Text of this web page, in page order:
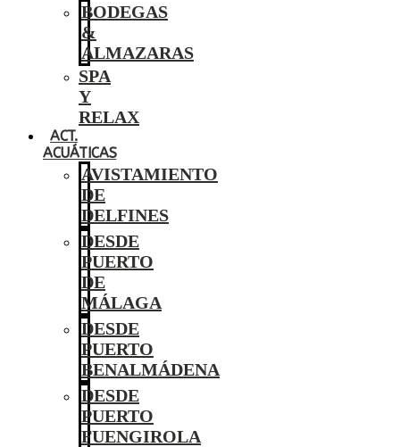
BODEGAS
&
ALMAZARAS
SPA
Y
RELAX
ACT.
ACUÁTICAS
AVISTAMIENTO
DE
DELFINES
DESDE
PUERTO
DE
MÁLAGA
DESDE
PUERTO
BENALMÁDENA
DESDE
PUERTO
FUENGIROLA